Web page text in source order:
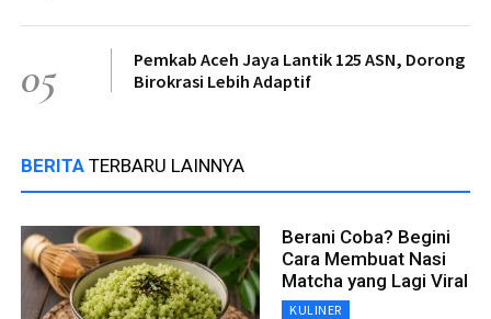
05
Pemkab Aceh Jaya Lantik 125 ASN, Dorong
Birokrasi Lebih Adaptif
BERITA TERBARU LAINNYA
Berani Coba? Begini
Cara Membuat Nasi
Matcha yang Lagi Viral
KULINER